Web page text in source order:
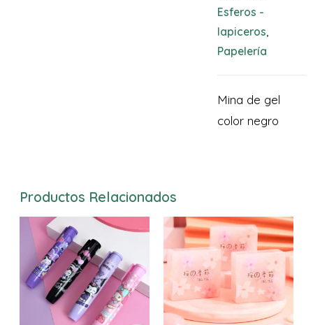
Esferos -
lapiceros
Papelería
Mina de gel
color negro
Productos Relacionados